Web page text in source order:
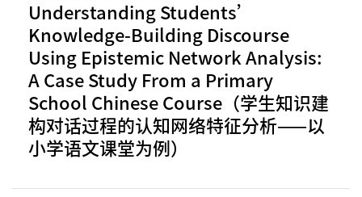
Understanding Students’
Knowledge-Building Discourse
Using Epistemic Network Analysis:
A Case Study From a Primary
School Chinese Course（学生知识建
构对话过程的认知网络特征分析——以
小学语文课堂为例）